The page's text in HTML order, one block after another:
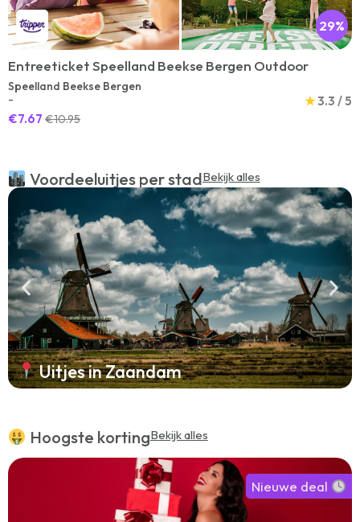
29%
Entreeticket Speelland Beekse Bergen Outdoor
Speelland Beekse Bergen
-
★3.3 / 5
€7.67 €10.95
Voordeeluitjes per stadBekijk alles
Uitjes in Zaandam
Hoogste kortingBekijk alles
Nieuwe deal